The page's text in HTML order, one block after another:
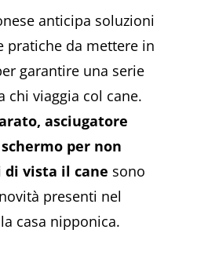
anticipa soluzioni
pratiche da mettere in
garantire una serie
chi viaggia col cane.
asciugatore
schermo per non
di vista il cane sono
presenti nel
casa nipponica.